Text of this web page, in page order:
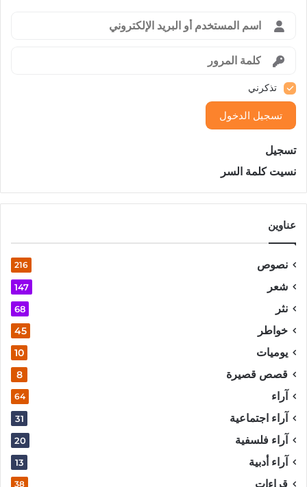
تذكرني
تسجيل الدخول
تسجيل
نسيت كلمة السر
عناوين
نصوص 216
شعر 147
نثر 68
خواطر 45
يوميات 10
قصص قصيرة 8
آراء 64
آراء اجتماعية 31
آراء فلسفية 20
آراء أدبية 13
قراءات 38